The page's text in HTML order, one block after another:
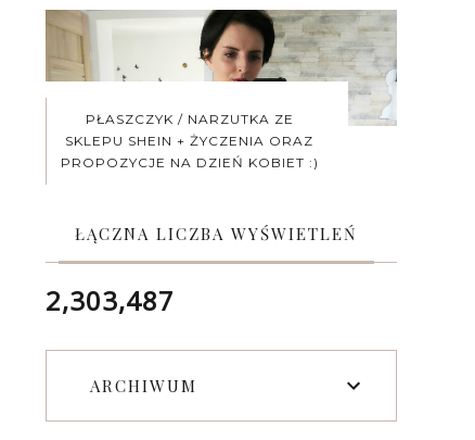
PŁASZCZYK / NARZUTKA ZE
SKLEPU SHEIN + ŻYCZENIA ORAZ
PROPOZYCJE NA DZIEŃ KOBIET :)
ŁĄCZNA LICZBA WYŚWIETLEŃ
2,303,487
ARCHIWUM